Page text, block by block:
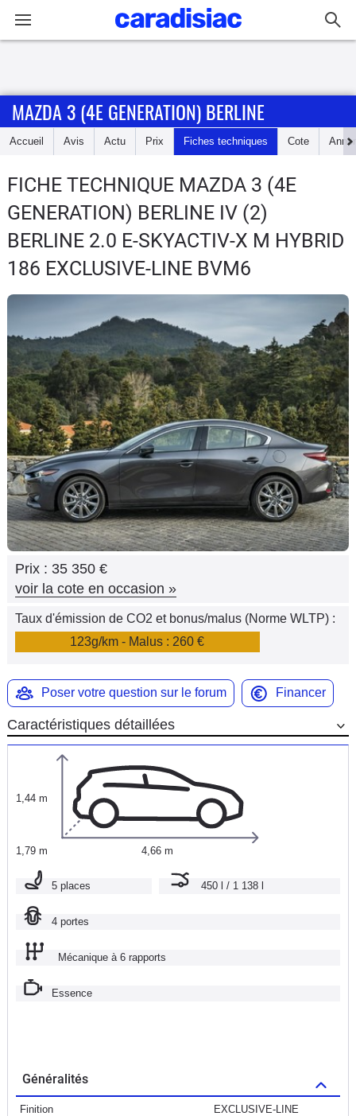
Accueil
Essais
Guide
d'achat
Electriques
Utilitaires
Flottes
Auto
Services
Forum
Moto
MAZDA 3 (4E GENERATION) BERLINE
Accueil Avis Actu Prix Fiches techniques Cote
FICHE TECHNIQUE MAZDA 3 (4E
GENERATION) BERLINE IV (2)
BERLINE 2.0 E-SKYACTIV-X M HYBRID
186 EXCLUSIVE-LINE BVM6
Prix : 35 350 €
voir la cote en occasion »
Taux d'émission de CO2 et bonus/malus (Norme WLTP) :
123g/km - Malus : 260 €
Poser votre question sur le forum Financer
Caractéristiques détaillées
1,44 m
1,79 m 4,66 m
5 places 450 l / 1 138 l
4 portes
Mécanique à 6 rapports
Essence
Généralités
Finition EXCLUSIVE-LINE